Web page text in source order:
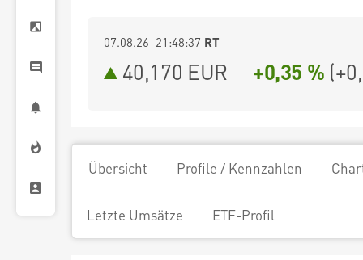
07.08.26 21:48:37 RT
40,170 EUR +0,35 % (
Übersicht Profile / Kennzahlen
Letzte Umsätze ETF-Profil